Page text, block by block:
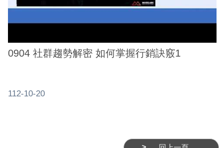
0904 社群趨勢解密 如何掌握行銷訣竅1
112-10-20